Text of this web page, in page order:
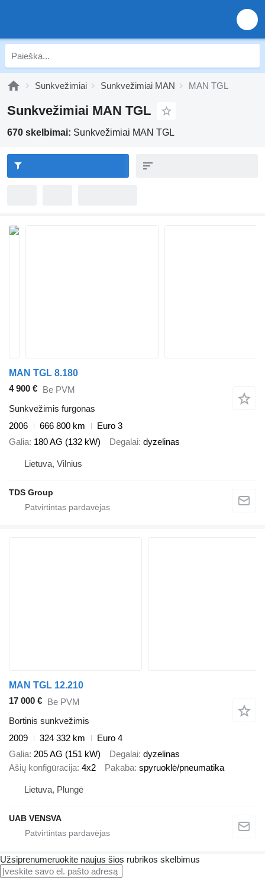
Sunkvežimiai Sunkvežimiai MAN MAN TGL
Sunkvežimiai MAN TGL
670 skelbimai: Sunkvežimiai MAN TGL
MAN TGL 8.180
4 900 € Be PVM
Sunkvežimis furgonas
2006
666 800 km
Euro 3
Galia 180 AG (132 kW) Degalai dyzelinas
Lietuva, Vilnius
TDS Group
MAN TGL 12.210
17 000 € Be PVM
Bortinis sunkvežimis
2009
324 332 km
Euro 4
Galia 205 AG (151 kW) Degalai dyzelinas
Ašių konfigūracija 4x2 Pakaba spyruoklė/pneumatika
Lietuva, Plungė
UAB VENSVA
Užsiprenumeruokite naujus šios rubrikos skelbimus